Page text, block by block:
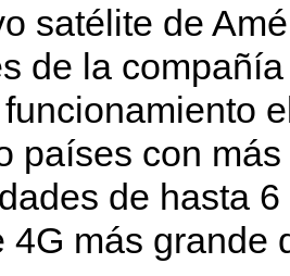
satélite de
de la
países con
de hasta
4G más grande